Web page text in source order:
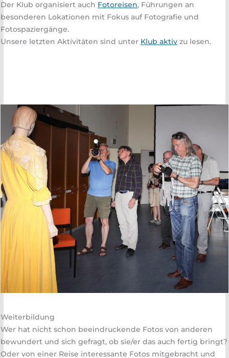
Der Klub organisiert auch Fotoreisen, Führungen an
besonderen Lokationen mit Fokus auf Fotografie und
Fotospaziergänge.
Unsere letzten Aktivitäten sind unter Klub aktiv zu lesen.
Weiterbildung
Wer hat nicht schon beeindruckende Fotos von anderen
bewundert und sich gefragt, ob sie/er das auch fertig bringt?
Oder von einer Reise interessante Fotos mitgebracht und